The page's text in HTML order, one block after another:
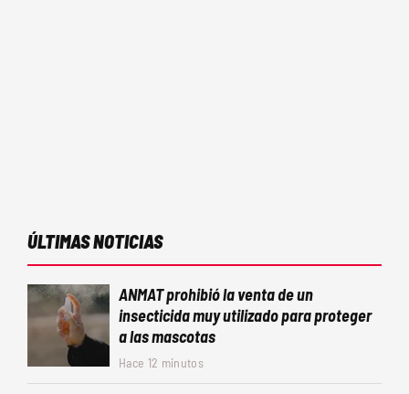
ÚLTIMAS NOTICIAS
ANMAT prohibió la venta de un
insecticida muy utilizado para proteger
a las mascotas
Hace 12 minutos